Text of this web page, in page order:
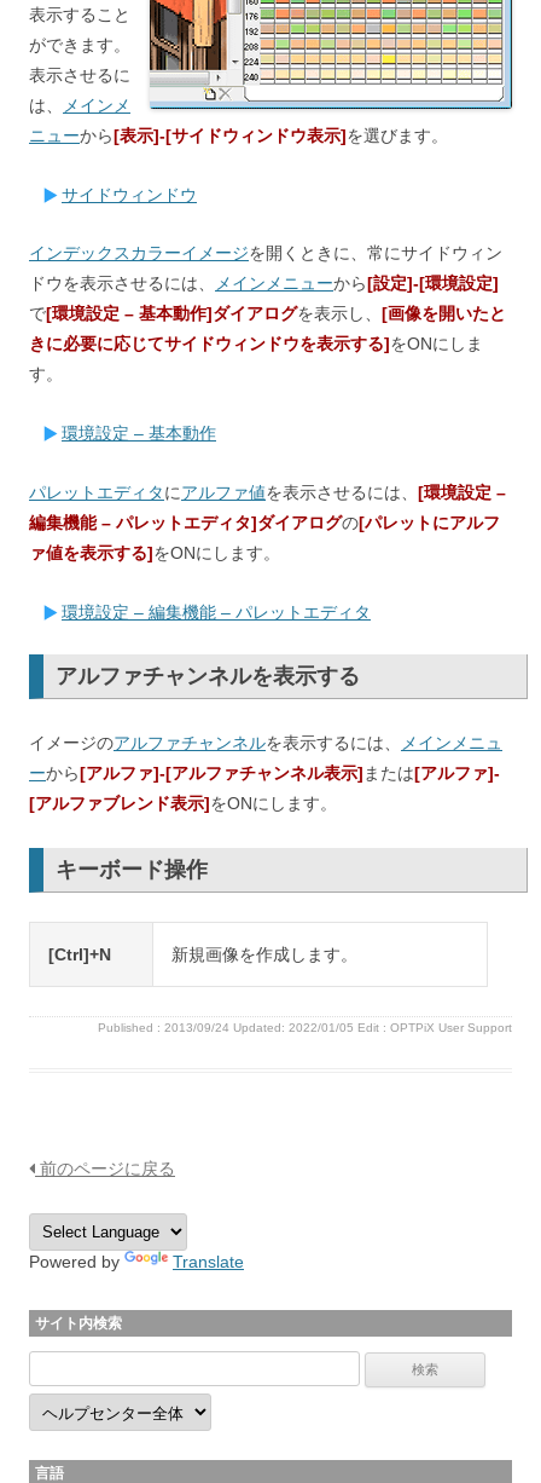
表示すること
ができます。
表示させるに
は、
メインメ
ニューから[表示]-[サイドウィンドウ表示]を選びます。
サイドウィンドウ
インデックスカラーイメージを開くときに、常にサイドウィン
ドウを表示させるには、
メインメニューから[設定]-[環境設定]
で[環境設定 – 基本動作]ダイアログを表示し、 [画像を開いたと
きに必要に応じてサイドウィンドウを表示する]をONにしま
す。
環境設定 – 基本動作
パレットエディタにアルファ値を表示させるには、 [環境設定 –
編集機能 – パレットエディタ]ダイアログの[パレットにアルフ
ァ値を表示する]をONにします。
環境設定 – 編集機能 – パレットエディタ
アルファチャンネルを表示する
イメージのアルファチャンネルを表示するには、
メインメニュ
ーから[アルファ]-[アルファチャンネル表示] または[アルファ]-
[アルファブレンド表示]をONにします。
キーボード操作
[Ctrl]+N 新規画像を作成します。
Published : 2013/09/24 Updated: 2022/01/05 Edit : OPTPiX User Support
前のページに戻る
Powered by Translate
サイト内検索
言語